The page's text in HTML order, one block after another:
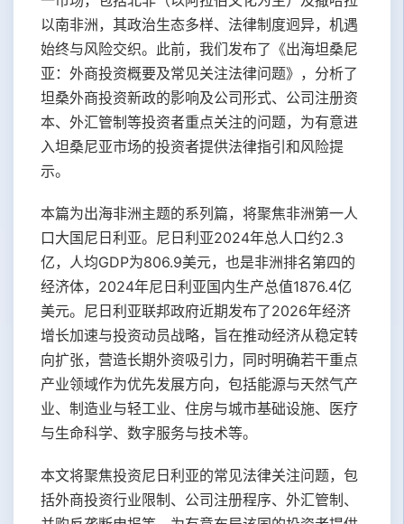
以南非洲，其政治生态多样、法律制度迥异，机遇
始终与风险交织。此前，我们发布了《出海坦桑尼
亚：外商投资概要及常见关注法律问题》，分析了
坦桑外商投资新政的影响及公司形式、公司注册资
本、外汇管制等投资者重点关注的问题，为有意进
入坦桑尼亚市场的投资者提供法律指引和风险提
示。
本篇为出海非洲主题的系列篇，将聚焦非洲第一人
口大国尼日利亚。尼日利亚2024年总人口约2.3
亿，人均GDP为806.9美元，也是非洲排名第四的
经济体，2024年尼日利亚国内生产总值1876.4亿
美元。尼日利亚联邦政府近期发布了2026年经济
增长加速与投资动员战略，旨在推动经济从稳定转
向扩张，营造长期外资吸引力，同时明确若干重点
产业领域作为优先发展方向，包括能源与天然气产
业、制造业与轻工业、住房与城市基础设施、医疗
与生命科学、数字服务与技术等。
本文将聚焦投资尼日利亚的常见法律关注问题，包
括外商投资行业限制、公司注册程序、外汇管制、